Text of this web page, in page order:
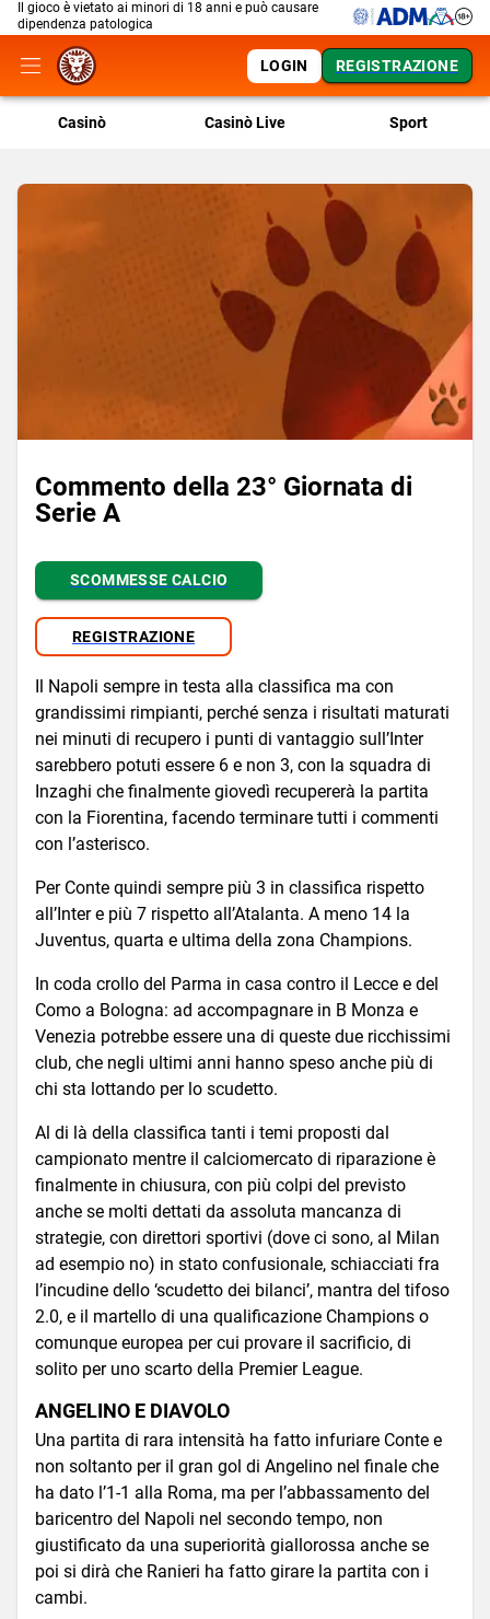
Il gioco è vietato ai minori di 18 anni e può causare
dipendenza patologica
LOGIN REGISTRAZIONE
Casinò Casinò Live Sport
Commento della 23° Giornata di
Serie A
SCOMMESSE CALCIO
REGISTRAZIONE
Il Napoli sempre in testa alla classifica ma con
grandissimi rimpianti, perché senza i risultati maturati
nei minuti di recupero i punti di vantaggio sull’Inter
sarebbero potuti essere 6 e non 3, con la squadra di
Inzaghi che finalmente giovedì recupererà la partita
con la Fiorentina, facendo terminare tutti i commenti
con l’asterisco.
Per Conte quindi sempre più 3 in classifica rispetto
all’Inter e più 7 rispetto all’Atalanta. A meno 14 la
Juventus, quarta e ultima della zona Champions.
In coda crollo del Parma in casa contro il Lecce e del
Como a Bologna: ad accompagnare in B Monza e
Venezia potrebbe essere una di queste due ricchissimi
club, che negli ultimi anni hanno speso anche più di
chi sta lottando per lo scudetto.
Al di là della classifica tanti i temi proposti dal
campionato mentre il calciomercato di riparazione è
finalmente in chiusura, con più colpi del previsto
anche se molti dettati da assoluta mancanza di
strategie, con direttori sportivi (dove ci sono, al Milan
ad esempio no) in stato confusionale, schiacciati fra
l’incudine dello ‘scudetto dei bilanci’, mantra del tifoso
2.0, e il martello di una qualificazione Champions o
comunque europea per cui provare il sacrificio, di
solito per uno scarto della Premier League.
ANGELINO E DIAVOLO
Una partita di rara intensità ha fatto infuriare Conte e
non soltanto per il gran gol di Angelino nel finale che
ha dato l’1-1 alla Roma, ma per l’abbassamento del
baricentro del Napoli nel secondo tempo, non
giustificato da una superiorità giallorossa anche se
poi si dirà che Ranieri ha fatto girare la partita con i
cambi.